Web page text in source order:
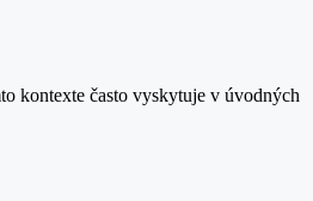
kontexte často vyskytuje v úvodných